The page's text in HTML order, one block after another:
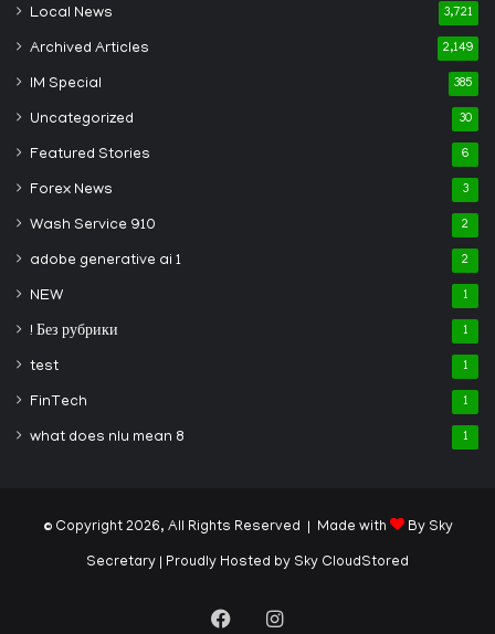
Local News 3,721
Archived Articles 2,149
IM Special 385
Uncategorized 30
Featured Stories 6
Forex News 3
Wash Service 910 2
adobe generative ai 1 2
NEW 1
! Без рубрики 1
test 1
FinTech 1
what does nlu mean 8 1
© Copyright 2026, All Rights Reserved | Made with By Sky
Secretary | Proudly Hosted by Sky CloudStored
FacebookInstagram